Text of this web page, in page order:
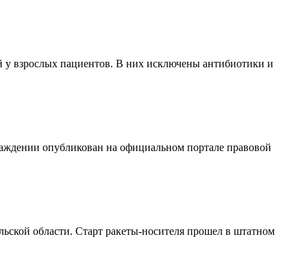
взрослых пациентов. В них исключены антибиотики и
опубликован на официальном портале правовой
области. Старт ракеты-носителя прошел в штатном